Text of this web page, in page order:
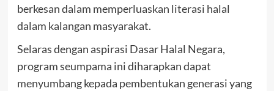
berkesan dalam memperluaskan literasi halal
dalam kalangan masyarakat.
Selaras dengan aspirasi Dasar Halal Negara,
program seumpama ini diharapkan dapat
menyumbang kepada pembentukan generasi yang